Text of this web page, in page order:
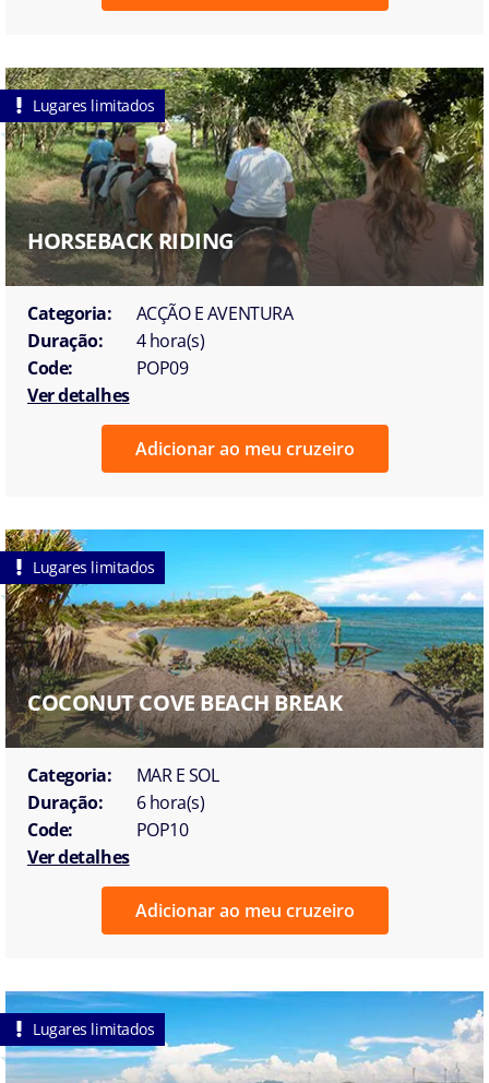
Lugares limitados
HORSEBACK RIDING
Categoria:
ACÇÃO E AVENTURA
Duração:
4 hora(s)
Code:
POP09
Ver detalhes
Adicionar ao meu cruzeiro
Lugares limitados
COCONUT COVE BEACH BREAK
Categoria:
MAR E SOL
Duração:
6 hora(s)
Code:
POP10
Ver detalhes
Adicionar ao meu cruzeiro
Lugares limitados